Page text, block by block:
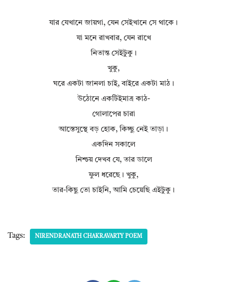
যার যেখানে জায়গা, যেন সেইখানে সে থাকে।
যা মনে রাখবার, যেন রাখে
নিতান্ত সেইটুকু।
খুকু,
ঘরে একটা জানলা চাই, বাইরে একটা মাঠ।
উঠোনে একটিইমাত্র কাঠ-
গোলাপের চারা
আস্তেসুস্থে বড় হোক, কিচ্ছু নেই তাড়া।
একদিন সকালে
নিশ্চয় দেখব যে, তার ডালে
ফুল ধরেছে। খুকু,
তার-কিছু তো চাইনি, আমি চেয়েছি এইটুকু।
Tags: NIRENDRANATH CHAKRAVARTY POEM